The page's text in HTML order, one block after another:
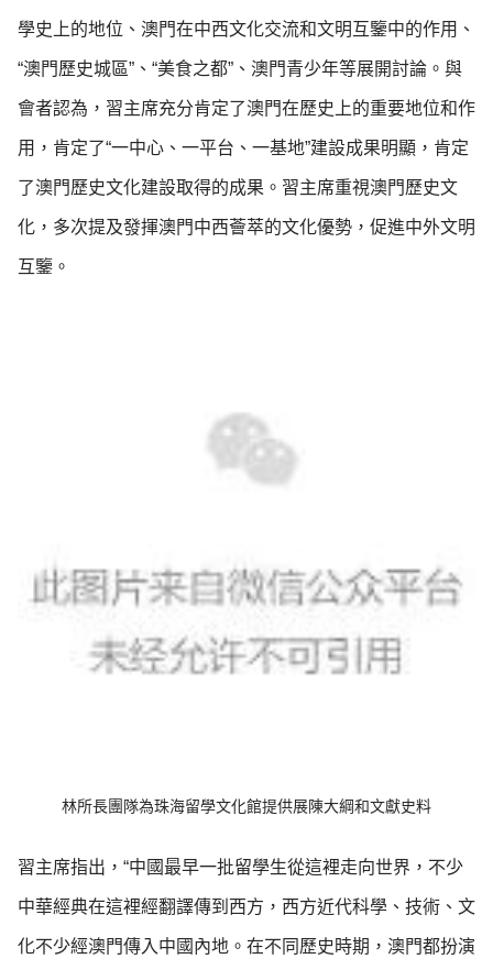
學史上的地位、澳門在中西文化交流和文明互鑒中的作用、
“澳門歷史城區”、“美食之都”、澳門青少年等展開討論。與
會者認為，習主席充分肯定了澳門在歷史上的重要地位和作
用，肯定了“一中心、一平台、一基地”建設成果明顯，肯定
了澳門歷史文化建設取得的成果。習主席重視澳門歷史文
化，多次提及發揮澳門中西薈萃的文化優勢，促進中外文明
互鑒。
林所長團隊為珠海留學文化館提供展陳大綱和文獻史料
習主席指出，“中國最早一批留學生從這裡走向世界，不少
中華經典在這裡經翻譯傳到西方，西方近代科學、技術、文
化不少經澳門傳入中國內地。在不同歷史時期，澳門都扮演